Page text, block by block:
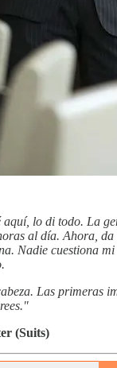
lo di todo. La
al día. Ahora,
Nadie cuestiona
Las primeras
(Suits)